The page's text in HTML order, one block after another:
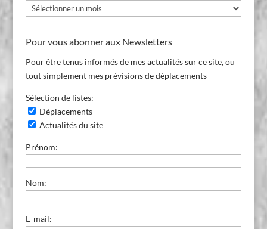
Archives
du
Pour vous abonner aux Newsletters
Pour être tenus informés de mes actualités sur ce site, ou
tout simplement mes prévisions de déplacements
Sélection de listes:
Déplacements
Actualités du site
Prénom:
Nom:
E-mail: